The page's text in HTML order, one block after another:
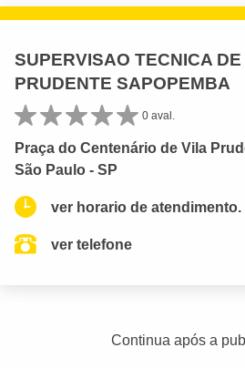
SUPERVISAO TECNICA
PRUDENTE SAPOPEMBA
0 aval.
Praça do Centenário de Vila
São Paulo - SP
ver horario de atendimento.
ver telefone
Continua após a